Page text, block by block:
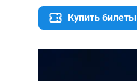
Купить билеты